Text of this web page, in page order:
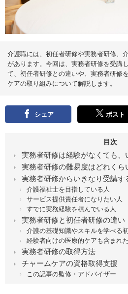
え
る
情
報
メ
デ
介護職には、初任者研修や実務者研修、
があります。今回は、実務者研修を受講
て、初任者研修との違いや、実務者研修
ケアの取り組みについて解説します。
シェア ポスト
目次
実務者研修は経験がなくても、
実務者研修の難易度はどれくら
実務者研修からいきなり受講す
介護福祉士を目指している人
サービス提供責任者になりたい人
すでに実務経験を積んでいる人
実務者研修と初任者研修の違い
介護の基礎知識やスキルを学べる
経験者向けの医療的ケアも含まれ
実務者研修の取得方法
チャームケアの資格取得支援
この記事の監修・アドバイザー